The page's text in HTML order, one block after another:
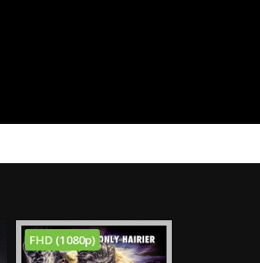
FHD (1080p)